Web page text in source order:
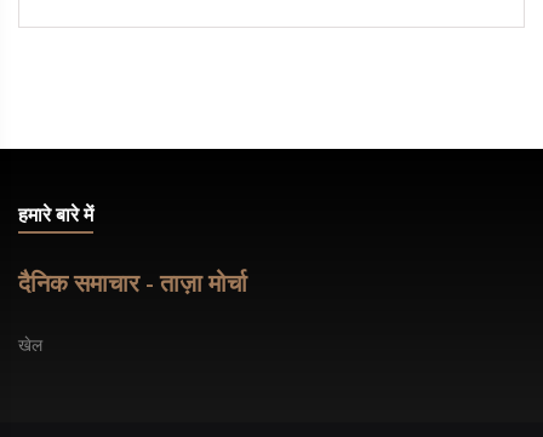
हमारे बारे में
दैनिक समाचार - ताज़ा मोर्चा
खेल